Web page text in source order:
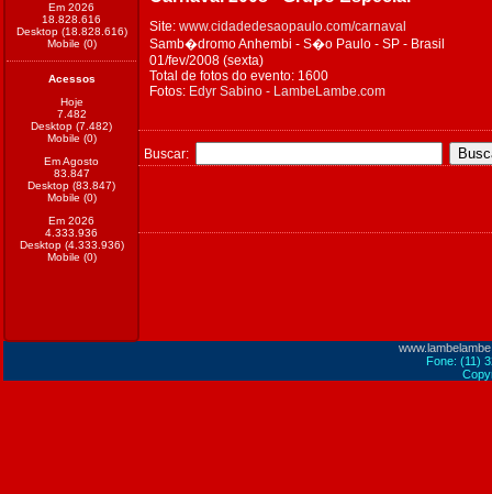
Em 2026
18.828.616
Desktop (18.828.616)
Mobile (0)
Acessos
Hoje
7.482
Desktop (7.482)
Mobile (0)
Em Agosto
83.847
Desktop (83.847)
Mobile (0)
Em 2026
4.333.936
Desktop (4.333.936)
Mobile (0)
Site: www.cidadedesaopaulo.com/carnaval
Samb�dromo Anhembi - S�o Paulo - SP - Brasil
01/fev/2008 (sexta)
Total de fotos do evento: 1600
Fotos: Edyr Sabino - LambeLambe.com
Buscar:
Fone: (11)